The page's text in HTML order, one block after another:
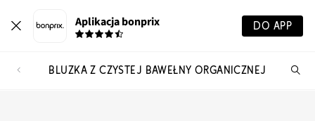
Aplikacja bonprix DO APP
BLUZKA Z CZYSTEJ BAWEŁNY ORGANICZNEJ